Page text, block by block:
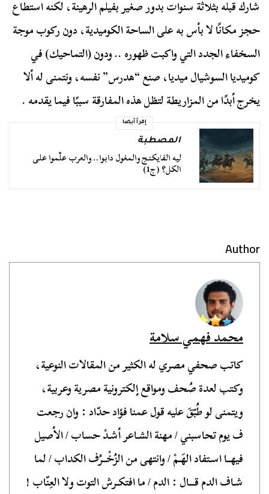
شارك قبله بثلاثة سنوات بدور صغير بفيلم الرهينة، لكنه استطاع
حجز مكانًا لا بأس به على الساحة الكوميدية، دون ركوب موجة
السخفاء الجدد التي واكبت ظهوره .. ودون (التماحيك) في
كوميديا السوشيال ميديا، صنع “هدرس” نفسه، ونتمنى له ألا
يخرج أبدًا من المزاريطة لتظل هذه المفارقة سببًا فيما يقدمه .
إقرأ أيضا
المصطبة
ليه الفايكنج والمغول دابوا.. والعرب علّموا على
الكل؟ (ج1)
Author
محمد فهمي سلامة
كاتب صحفي مصري له الكثير من المقالات النوعية،
وكتب لعدة صُحف ومواقع إلكترونية مصرية وعربية،
ويتمنى لو طُبّقَ عليه قول عمنا فؤاد حدّاد : وان رجعت
ف يوم تحاسبني / مهنة الشـاعر أشـدْ حساب / الأصيل
فيهــا اسـتفاد الهَـمْ / وانتهى من الزُخْــرُف الكداب / لما
شـاف الدم قـــال : الدم / ما افتكـرش التوت ولا العِنّاب !